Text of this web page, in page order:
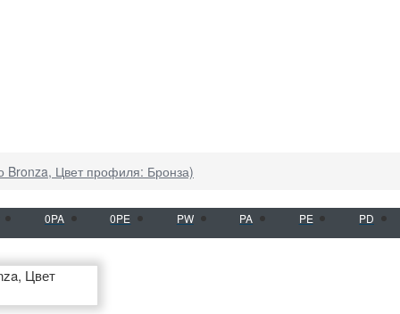
Bronza, Цвет профиля: Бронза)
0PA 0PE PW PA PE PD